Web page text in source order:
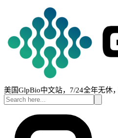
美国GlpBio中文站，7/24全年无休